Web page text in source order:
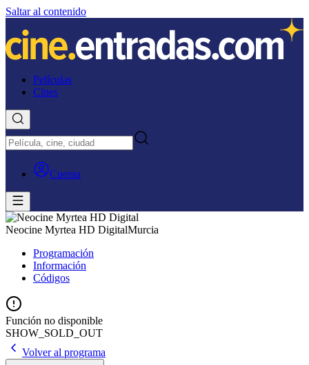
Saltar al contenido
Películas
Cines
Cuenta
Neocine Myrtea HD DigitalMurcia
Programación
Información
Códigos
Función no disponible
SHOW_SOLD_OUT
Volver al programa